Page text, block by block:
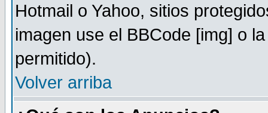
Hotmail o Yahoo, sitios
imagen use el BBCode [img] o
permitido).
Volver arriba